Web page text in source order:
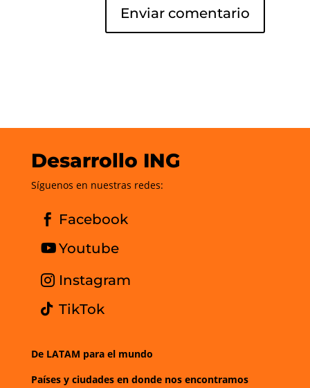
Desarrollo ING
Síguenos en nuestras redes:
Facebook
Youtube
Instagram
TikTok
De LATAM para el mundo
Países y ciudades en donde nos encontramos